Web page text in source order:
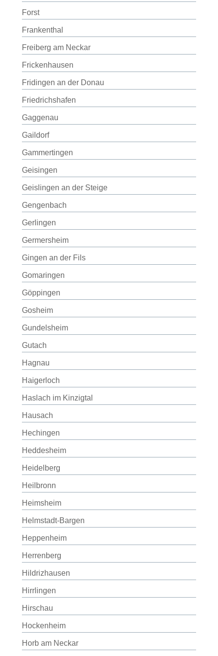
Forst
Frankenthal
Freiberg am Neckar
Frickenhausen
Fridingen an der Donau
Friedrichshafen
Gaggenau
Gaildorf
Gammertingen
Geisingen
Geislingen an der Steige
Gengenbach
Gerlingen
Germersheim
Gingen an der Fils
Gomaringen
Göppingen
Gosheim
Gundelsheim
Gutach
Hagnau
Haigerloch
Haslach im Kinzigtal
Hausach
Hechingen
Heddesheim
Heidelberg
Heilbronn
Heimsheim
Helmstadt-Bargen
Heppenheim
Herrenberg
Hildrizhausen
Hirrlingen
Hirschau
Hockenheim
Horb am Neckar